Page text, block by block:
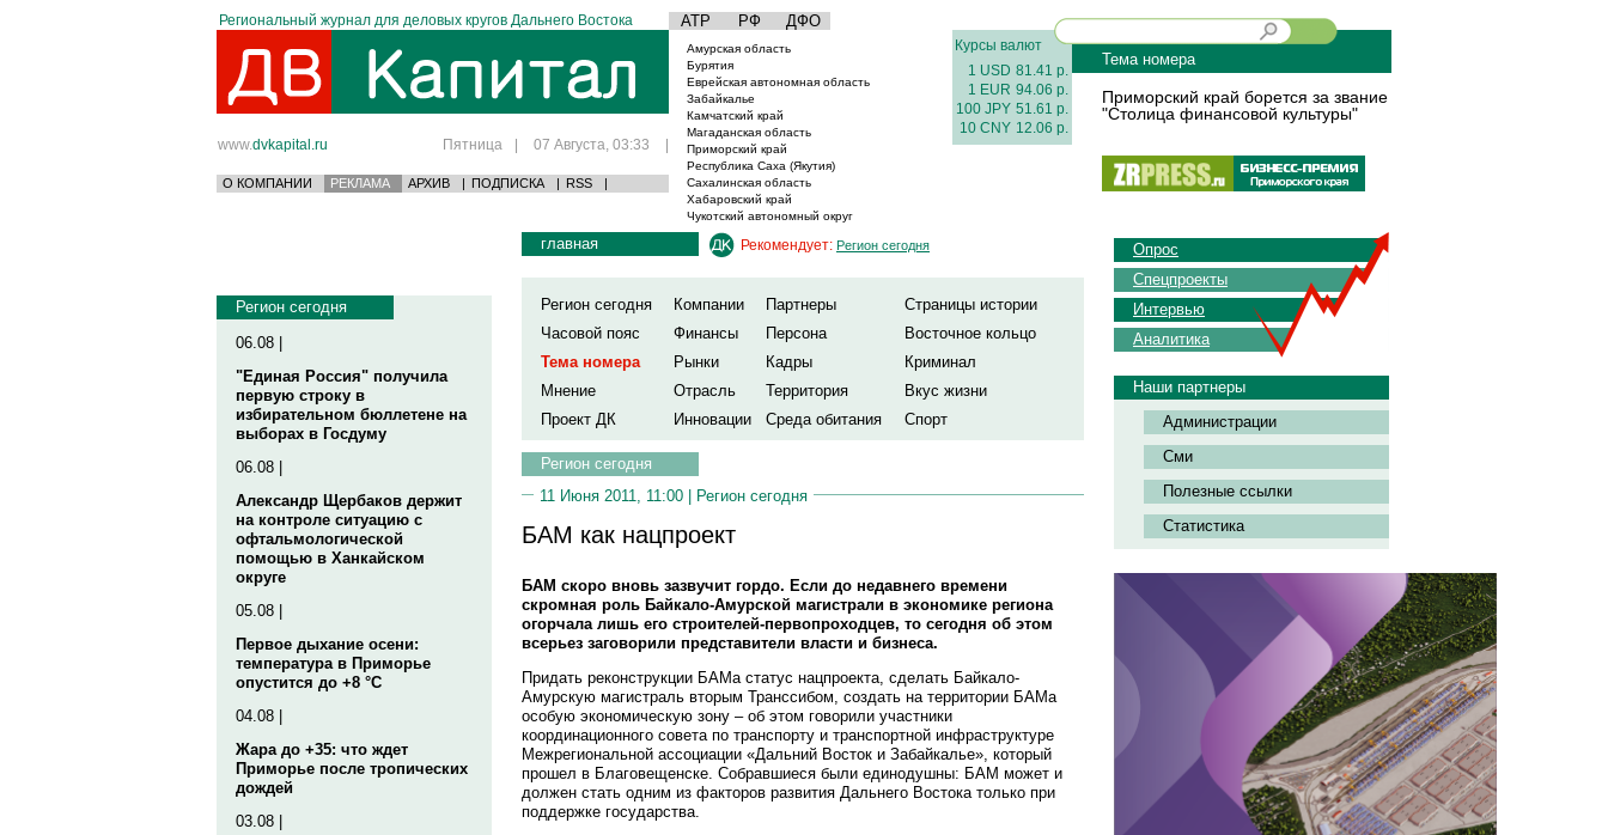
Региональный журнал для деловых кругов Дальнего Востока АТР РФ ДФО
www.dvkapital.ru Пятница | 07 Августа, 03:33 |
О КОМПАНИИ РЕКЛАМА АРХИВ | ПОДПИСКА | RSS |
Амурская область
Бурятия
Еврейская автономная область
Забайкалье
Камчатский край
Магаданская область
Приморский край
Республика Саха (Якутия)
Сахалинская область
Хабаровский край
Чукотский автономный округ
Курсы валют
1 USD 81.41 р.
1 EUR 94.06 р.
100 JPY 51.61 р.
10 CNY 12.06 р.
Тема номера
Приморский край борется за звание
"Столица финансовой культуры"
Регион сегодня
06.08 |
"Единая Россия" получила
первую строку в
избирательном бюллетене на
выборах в Госдуму
06.08 |
Александр Щербаков держит
на контроле ситуацию с
офтальмологической
помощью в Ханкайском
округе
05.08 |
Первое дыхание осени:
температура в Приморье
опустится до +8 °C
04.08 |
Жара до +35: что ждет
Приморье после тропических
дождей
03.08 |
главная Рекомендует: Регион сегодня
Регион сегодня Компании Партнеры
Страницы истории
Часовой пояс
Финансы Персона
Восточное кольцо
Тема номера
Рынки Кадры
Криминал
Мнение
Отрасль Территория
Вкус жизни
Проект ДК
Инновации Среда обитания Спорт
Регион сегодня
11 Июня 2011, 11:00 | Регион сегодня
БАМ как нацпроект
БАМ скоро вновь зазвучит гордо. Если до недавнего времени
скромная роль Байкало-Амурской магистрали в экономике региона
огорчала лишь его строителей-первопроходцев, то сегодня об этом
всерьез заговорили представители власти и бизнеса.
Придать реконструкции БАМа статус нацпроекта, сделать Байкало-
Амурскую магистраль вторым Транссибом, создать на территории БАМа
особую экономическую зону – об этом говорили участники
координационного совета по транспорту и транспортной инфраструктуре
Межрегиональной ассоциации «Дальний Восток и Забайкалье», который
прошел в Благовещенске. Собравшиеся были единодушны: БАМ может и
должен стать одним из факторов развития Дальнего Востока только при
поддержке государства.
Опрос
Спецпроекты
Интервью
Аналитика
Наши партнеры
Администрации
Сми
Полезные ссылки
Статистика